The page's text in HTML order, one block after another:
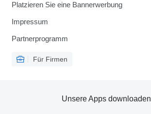
Platzieren Sie eine Bannerwerbung
Impressum
Partnerprogramm
Für Firmen
Unsere Apps downloaden